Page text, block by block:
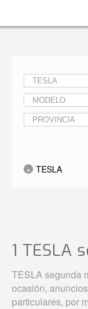
TESLA
1 TESLA
TESLA segunda
ocasión,
particulares, por